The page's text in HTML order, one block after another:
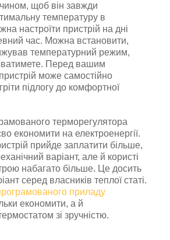
щоб він завжди
температуру в
настроїти пристрій на дні
час. Можна встановити,
температурний режим,
Перед вашим
може самостійно
підлогу до комфортної
терморегулятора
економити на електроенергії.
прийде заплатити більше,
варіант, але й користі
набагато більше. Це досить
серед власників теплої статі.
приладу
економити, а й
зі зручністю.